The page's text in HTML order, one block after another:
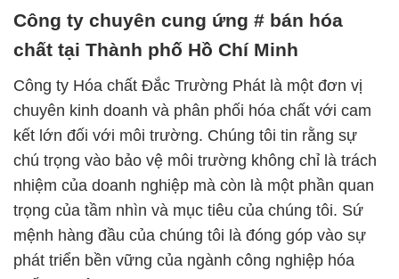
Công ty chuyên cung ứng # bán hóa
chất tại Thành phố Hồ Chí Minh
Công ty Hóa chất Đắc Trường Phát là một đơn vị
chuyên kinh doanh và phân phối hóa chất với cam
kết lớn đối với môi trường. Chúng tôi tin rằng sự
chú trọng vào bảo vệ môi trường không chỉ là trách
nhiệm của doanh nghiệp mà còn là một phần quan
trọng của tầm nhìn và mục tiêu của chúng tôi. Sứ
mệnh hàng đầu của chúng tôi là đóng góp vào sự
phát triển bền vững của ngành công nghiệp hóa